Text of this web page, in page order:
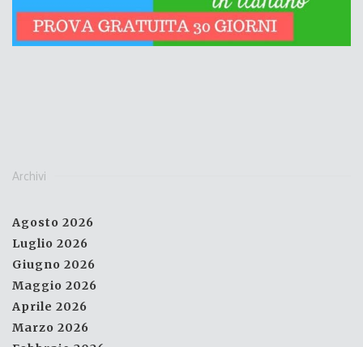
Archivi
Agosto 2026
Luglio 2026
Giugno 2026
Maggio 2026
Aprile 2026
Marzo 2026